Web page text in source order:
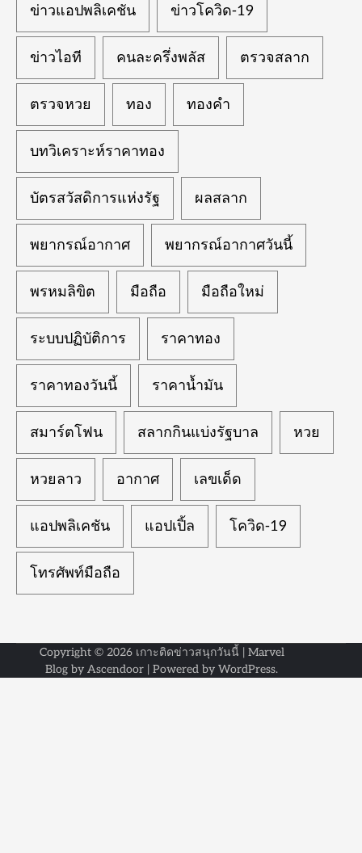
ข่าวแอปพลิเคชัน ข่าวโควิด-19
ข่าวไอที คนละครึ่งพลัส ตรวจสลาก
ตรวจหวย ทอง ทองคำ
บทวิเคราะห์ราคาทอง
บัตรสวัสดิการแห่งรัฐ ผลสลาก
พยากรณ์อากาศ พยากรณ์อากาศวันนี้
พรหมลิขิต มือถือ มือถือใหม่
ระบบปฏิบัติการ ราคาทอง
ราคาทองวันนี้ ราคาน้ำมัน
สมาร์ตโฟน สลากกินแบ่งรัฐบาล หวย
หวยลาว อากาศ เลขเด็ด
แอปพลิเคชัน แอปเปิ้ล โควิด-19
โทรศัพท์มือถือ
Copyright © 2026 เกาะติดข่าวสนุกวันนี้ | Marvel
Blog by Ascendoor | Powered by WordPress.